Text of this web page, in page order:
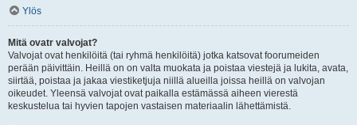
Ylös
Mitä ovatr valvojat?
Valvojat ovat henkilöitä (tai ryhmä henkilöitä) jotka katsovat foorumeiden
perään päivittäin. Heillä on on valta muokata ja poistaa viestejä ja lukita, avata,
siirtää, poistaa ja jakaa viestiketjuja niillä alueilla joissa heillä on valvojan
oikeudet. Yleensä valvojat ovat paikalla estämässä aiheen vierestä
keskustelua tai hyvien tapojen vastaisen materiaalin lähettämistä.